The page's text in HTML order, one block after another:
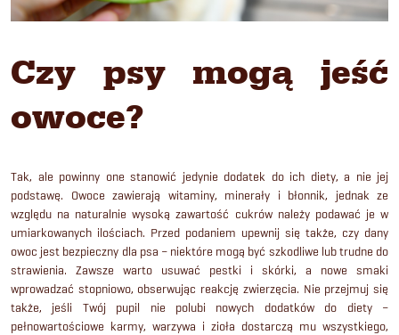
Czy psy mogą jeść
owoce?
Tak, ale powinny one stanowić jedynie dodatek do ich diety, a nie jej
podstawę. Owoce zawierają witaminy, minerały i błonnik, jednak ze
względu na naturalnie wysoką zawartość cukrów należy podawać je w
umiarkowanych ilościach. Przed podaniem upewnij się także, czy dany
owoc jest bezpieczny dla psa – niektóre mogą być szkodliwe lub trudne do
strawienia. Zawsze warto usuwać pestki i skórki, a nowe smaki
wprowadzać stopniowo, obserwując reakcję zwierzęcia. Nie przejmuj się
także, jeśli Twój pupil nie polubi nowych dodatków do diety –
pełnowartościowe karmy, warzywa i zioła dostarczą mu wszystkiego,